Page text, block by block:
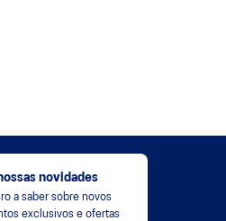
novidades
a saber sobre novos
exclusivos e ofertas